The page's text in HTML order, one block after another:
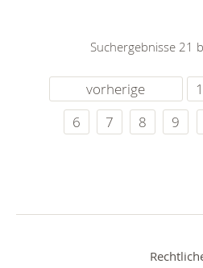
Suchergebnisse 21
vorherige 1
6
7 8 9